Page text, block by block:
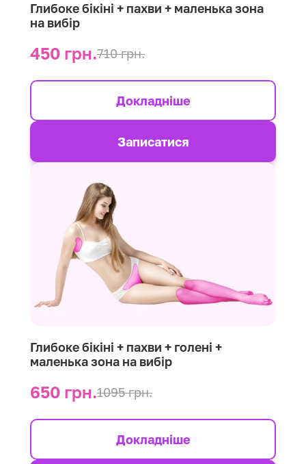
Глибоке бікіні + пахви + маленька зона
на вибір
450 грн.710 грн.
Докладніше
Записатися
Глибоке бікіні + пахви + голені +
маленька зона на вибір
650 грн.1095 грн.
Докладніше